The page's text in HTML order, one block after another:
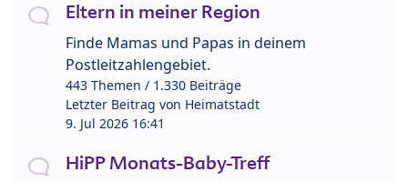
Eltern in meiner Region
Finde Mamas und Papas in deinem
Postleitzahlengebiet.
443 Themen / 1.330 Beiträge
Letzter Beitrag von Heimatstadt
9. Jul 2026 16:41
HiPP Monats-Baby-Treff